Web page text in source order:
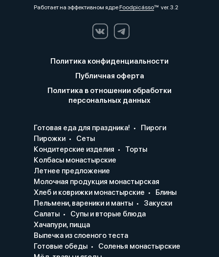
Работает на эффективном ядреFoodpicássover. 3.2
Политика конфиденциальности
Публичная оферта
Политика в отношении обработки
персональных данных
Готовая еда для праздника!
Пироги
Пирожки
Сеты
Кондитерские изделия
Торты
Колбасы монастырские
Летнее предложение
Молочная продукция монастырская
Хлеб и коврижки монастырские
Блины
Пельмени, вареники и манты
Закуски
Салаты
Супы и вторые блюда
Хачапури, пицца
Выпечка из слоеного теста
Готовые обеды
Соленья монастырские